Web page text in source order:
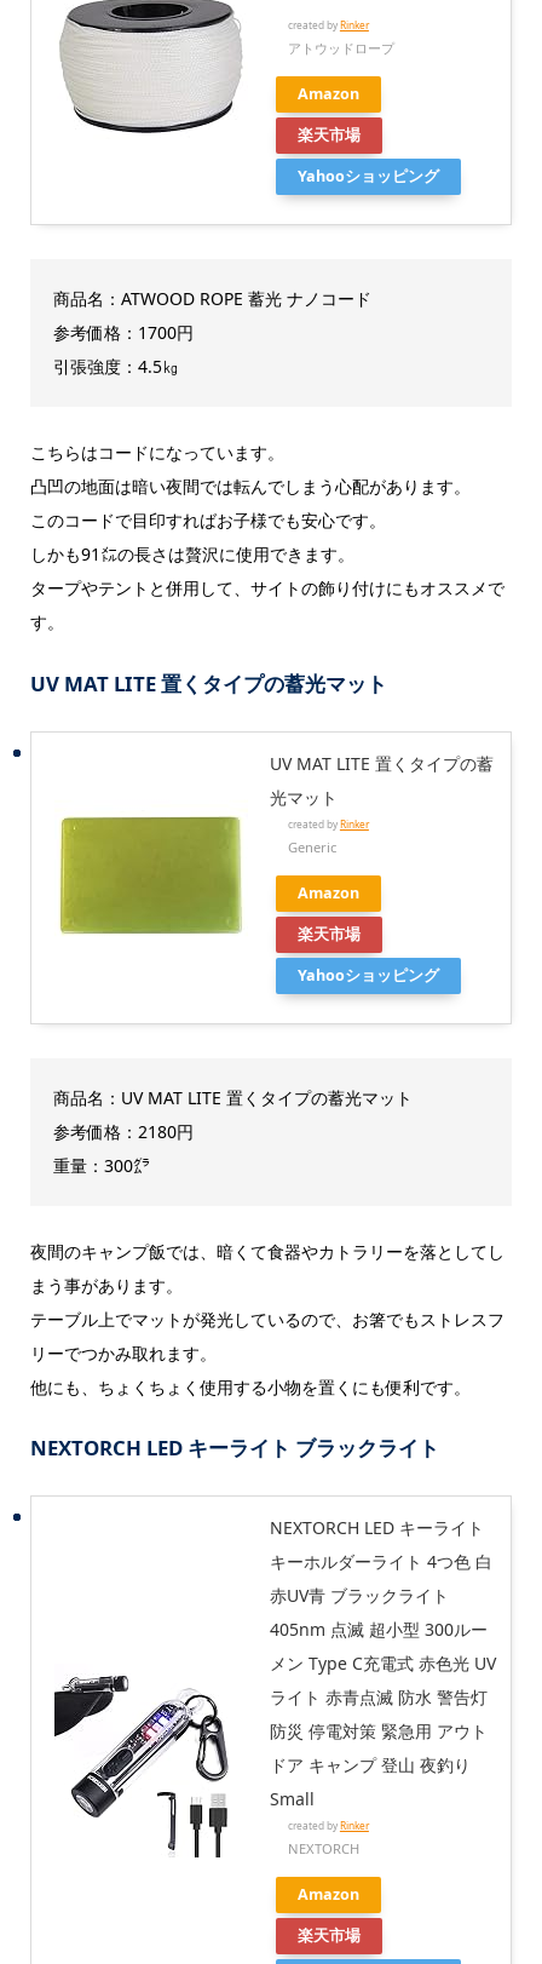
created byRinker
アトウッドロープ
Amazon
楽天市場
Yahooショッピング
商品名：ATWOOD ROPE 蓄光 ナノコード
参考価格：1700円
引張強度：4.5㎏
こちらはコードになっています。
凸凹の地面は暗い夜間では転んでしまう心配があります。
このコードで目印すればお子様でも安心です。
しかも91㍍の長さは贅沢に使用できます。
タープやテントと併用して、サイトの飾り付けにもオススメで
す。
UV MAT LITE 置くタイプの蓄光マット
UV MAT LITE 置くタイプの蓄
光マット
created byRinker
Generic
Amazon
楽天市場
Yahooショッピング
商品名：UV MAT LITE 置くタイプの蓄光マット
参考価格：2180円
重量：300㌘
夜間のキャンプ飯では、暗くて食器やカトラリーを落としてし
まう事があります。
テーブル上でマットが発光しているので、お箸でもストレスフ
リーでつかみ取れます。
他にも、ちょくちょく使用する小物を置くにも便利です。
NEXTORCH LED キーライト ブラックライト
NEXTORCH LED キーライト
キーホルダーライト 4つ色 白
赤UV青 ブラックライト
405nm 点滅 超小型 300ルー
メン Type C充電式 赤色光 UV
ライト 赤青点滅 防水 警告灯
防災 停電対策 緊急用 アウト
ドア キャンプ 登山 夜釣り
Small
created byRinker
NEXTORCH
Amazon
楽天市場